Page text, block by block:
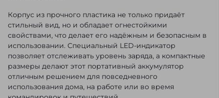
Корпус из прочного пластика не только придаёт
стильный вид, но и обладает огнестойкими
свойствами, что делает его надёжным и безопасным в
использовании. Специальный LED-индикатор
позволяет отслеживать уровень заряда, а компактные
размеры делают этот портативный аккумулятор
отличным решением для повседневного
использования дома, на работе или во время